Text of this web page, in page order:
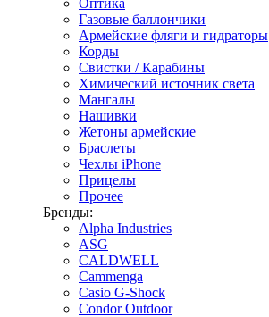
Оптика
Газовые баллончики
Армейские фляги и гидраторы
Корды
Свистки / Карабины
Химический источник света
Мангалы
Нашивки
Жетоны армейские
Браслеты
Чехлы iPhone
Прицелы
Прочее
Бренды:
Alpha Industries
ASG
CALDWELL
Cammenga
Casio G-Shock
Condor Outdoor